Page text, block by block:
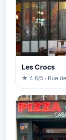
Les Crocs
★ 4.6/5 · Rue